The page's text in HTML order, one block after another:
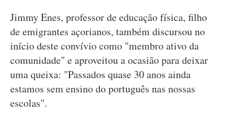
Jimmy Enes, professor de educação física, filho
de emigrantes açorianos, também discursou no
início deste convívio como "membro ativo da
comunidade" e aproveitou a ocasião para deixar
uma queixa: "Passados quase 30 anos ainda
estamos sem ensino do português nas nossas
escolas".